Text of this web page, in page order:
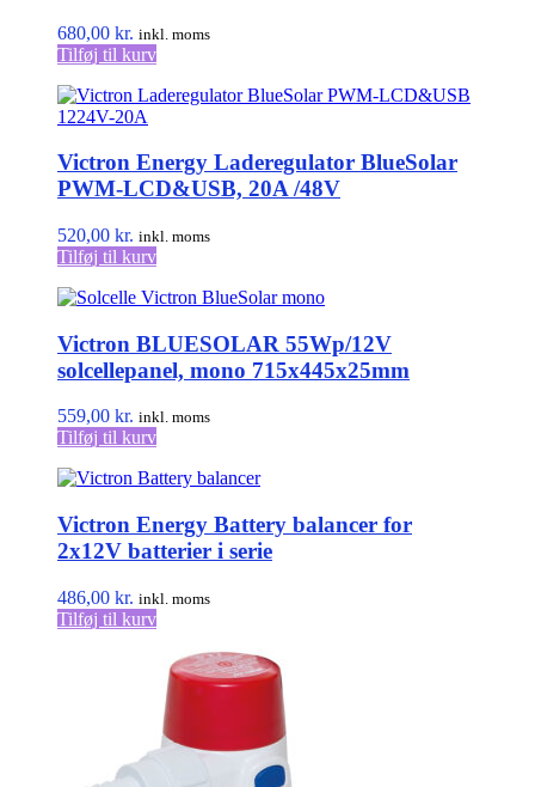
680,00 kr. inkl. moms
Tilføj til kurv
Victron Energy Laderegulator BlueSolar
PWM-LCD&USB, 20A /48V
520,00 kr. inkl. moms
Tilføj til kurv
Victron BLUESOLAR 55Wp/12V
solcellepanel, mono 715x445x25mm
559,00 kr. inkl. moms
Tilføj til kurv
Victron Energy Battery balancer for
2x12V batterier i serie
486,00 kr. inkl. moms
Tilføj til kurv